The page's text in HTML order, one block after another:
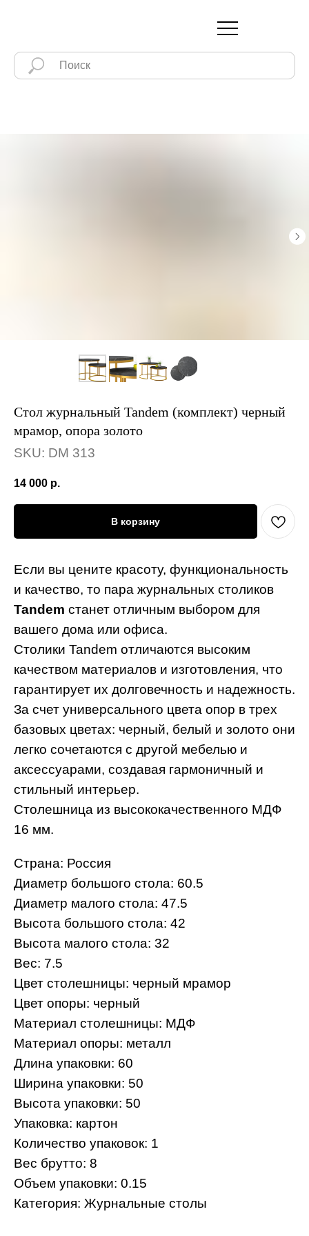
Стол журнальный Tandem (комплект) черный
мрамор, опора золото
SKU: DM 313
14 000 р.
В корзину
Если вы цените красоту, функциональность
и качество, то пара журнальных столиков
Tandem станет отличным выбором для
вашего дома или офиса.
Столики Tandem отличаются высоким
качеством материалов и изготовления, что
гарантирует их долговечность и надежность.
За счет универсального цвета опор в трех
базовых цветах: черный, белый и золото они
легко сочетаются с другой мебелью и
аксессуарами, создавая гармоничный и
стильный интерьер.
Столешница из высококачественного МДФ
16 мм.
Страна: Россия
Диаметр большого стола: 60.5
Диаметр малого стола: 47.5
Высота большого стола: 42
Высота малого стола: 32
Вес: 7.5
Цвет столешницы: черный мрамор
Цвет опоры: черный
Материал столешницы: МДФ
Материал опоры: металл
Длина упаковки: 60
Ширина упаковки: 50
Высота упаковки: 50
Упаковка: картон
Количество упаковок: 1
Вес брутто: 8
Объем упаковки: 0.15
Категория: Журнальные столы